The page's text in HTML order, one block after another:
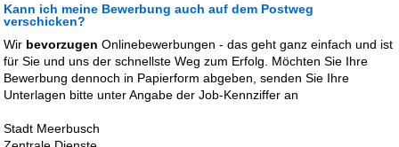
Kann ich meine Bewerbung auch auf dem Postweg
verschicken?
Wir bevorzugenOnlinebewerbungen - das geht ganz einfach und ist
für Sie und uns der schnellste Weg zum Erfolg. Möchten Sie Ihre
Bewerbung dennoch in Papierform abgeben, senden Sie Ihre
Unterlagen bitte unter Angabe der Job-Kennziffer an
Stadt Meerbusch